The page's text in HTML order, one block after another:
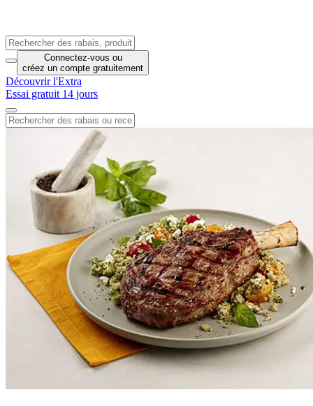
Connectez-vous ou
créez un compte gratuitement
Découvrir l'Extra
Essai gratuit 14 jours